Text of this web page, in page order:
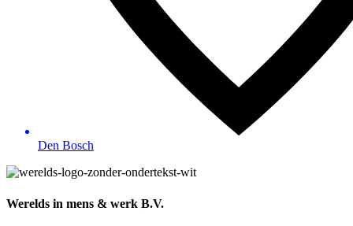
Den Bosch
Werelds in mens & werk B.V.